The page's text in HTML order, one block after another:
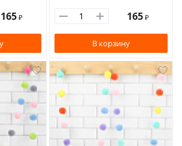
165 ₽ 165 ₽
В корзину